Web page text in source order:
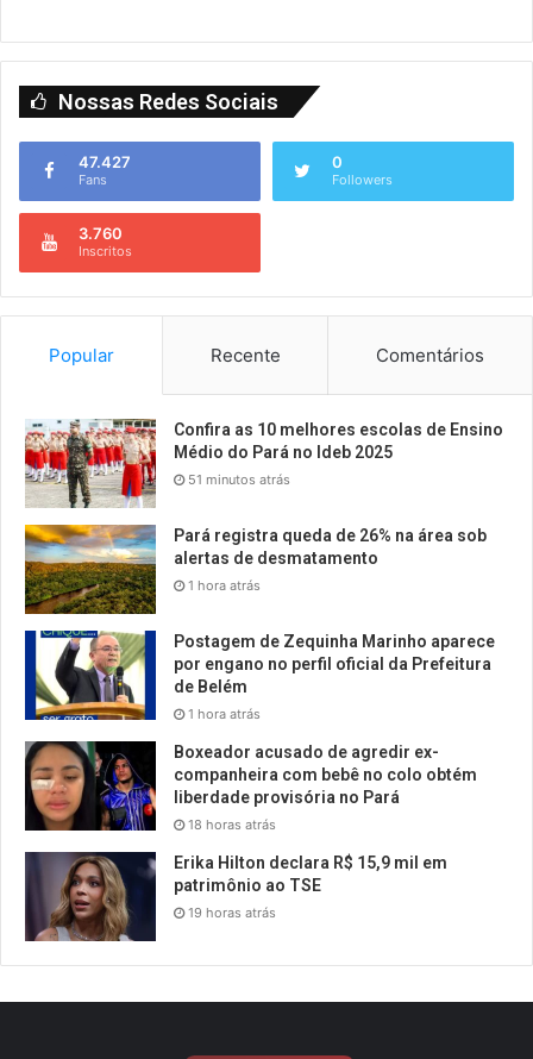
Nossas Redes Sociais
47.427
Fans
0
Followers
3.760
Inscritos
Popular Recente Comentários
Confira as 10 melhores escolas de Ensino
Médio do Pará no Ideb 2025
51 minutos atrás
Pará registra queda de 26% na área sob
alertas de desmatamento
1 hora atrás
Postagem de Zequinha Marinho aparece
por engano no perfil oficial da Prefeitura
de Belém
1 hora atrás
Boxeador acusado de agredir ex-
companheira com bebê no colo obtém
liberdade provisória no Pará
18 horas atrás
Erika Hilton declara R$ 15,9 mil em
patrimônio ao TSE
19 horas atrás